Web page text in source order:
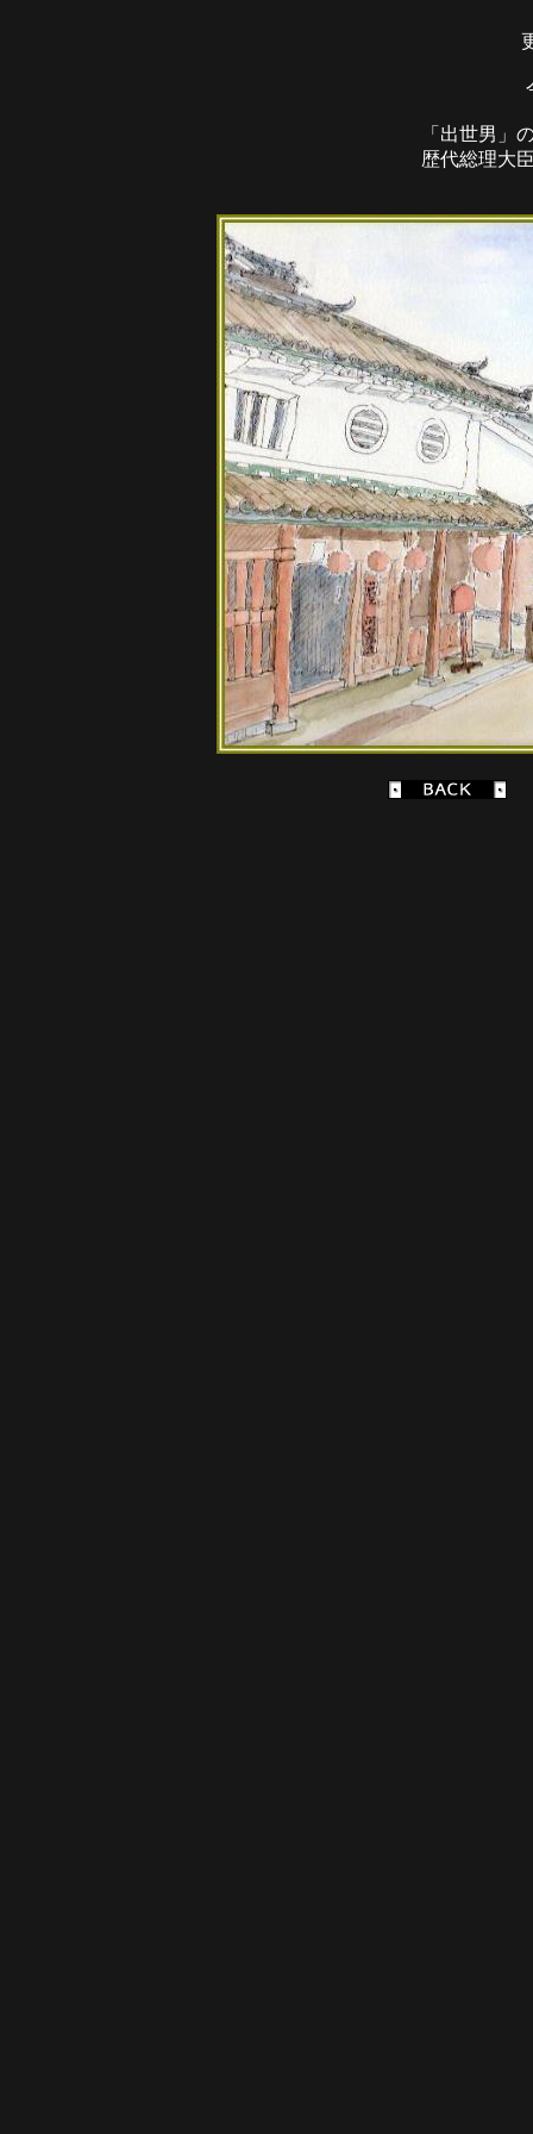
「出世男」
歴代総理大